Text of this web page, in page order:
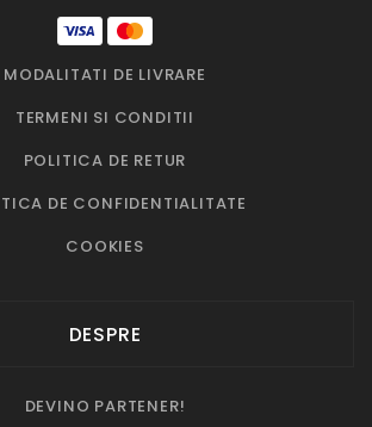
MODALITATI DE LIVRARE
TERMENI SI CONDITII
POLITICA DE RETUR
DE CONFIDENTIALITATE
COOKIES
DESPRE
DEVINO PARTENER!